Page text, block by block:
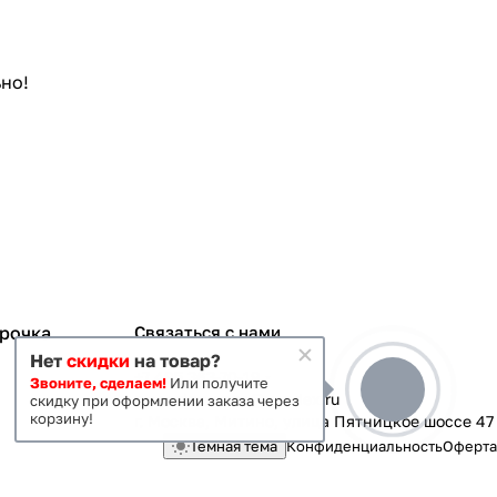
Связаться с нами
+7 495 363-70-19
magazin-vanna@yandex.ru
г. Москва, Митино, улица Пятницкое шоссе 47
Темная тема КонфиденциальностьОферта
Нет скидки на товар?
Звоните, сделаем! Или получите
скидку при оформлении заказа через
корзину!